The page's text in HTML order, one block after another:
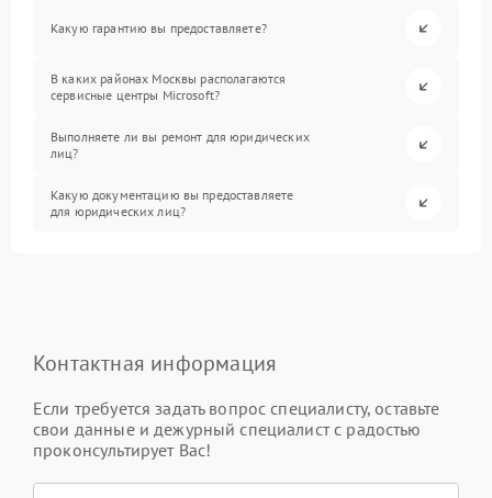
Какую гарантию вы предоставляете?
В каких районах Москвы располагаются
сервисные центры Microsoft?
Выполняете ли вы ремонт для юридических
лиц?
Какую документацию вы предоставляете
для юридических лиц?
Контактная информация
Если требуется задать вопрос специалисту, оставьте
свои данные и дежурный специалист с радостью
проконсультирует Вас!